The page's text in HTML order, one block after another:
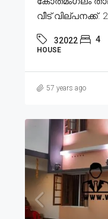
വീട് വില്പനക്ക്.
32022 4
HOUSE
57 years ago